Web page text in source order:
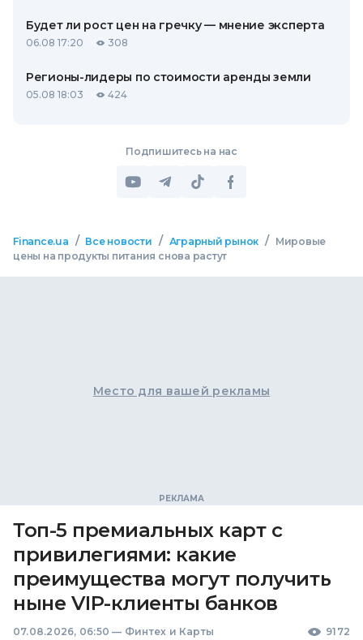
Будет ли рост цен на гречку — мнение эксперта
06.08 17:20 308
Регионы-лидеры по стоимости аренды земли
05.08 18:03 424
Подпишитесь на нас
Finance.ua / Все новости / Аграрный рынок /
Мировые
цены на продукты питания снова растут
Место для вашей рекламы
Топ-5 премиальных карт с
привилегиями: какие
преимущества могут получить
ныне VIP-клиенты банков
07.08.2026, 06:50 — Финтех и Карты 9172